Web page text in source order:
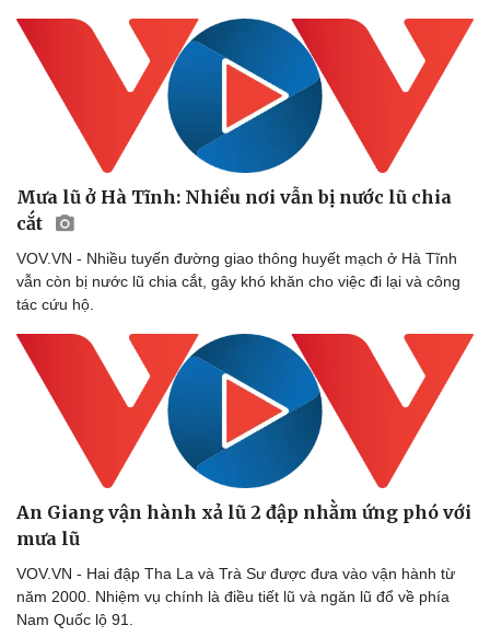
Doanh nghiệp
Doanh nghiệp 24h
Doanh nhân
Vì cộng đồng
Tin Công nghệ
Trải nghiệm
Chuyển đổi số
Mưa lũ ở Hà Tĩnh: Nhiều nơi vẫn bị nước lũ chia
cắt
VOV.VN - Nhiều tuyến đường giao thông huyết mạch ở Hà Tĩnh
vẫn còn bị nước lũ chia cắt, gây khó khăn cho việc đi lại và công
tác cứu hộ.
An Giang vận hành xả lũ 2 đập nhằm ứng phó với
mưa lũ
VOV.VN - Hai đập Tha La và Trà Sư được đưa vào vận hành từ
năm 2000. Nhiệm vụ chính là điều tiết lũ và ngăn lũ đổ về phía
Nam Quốc lộ 91.